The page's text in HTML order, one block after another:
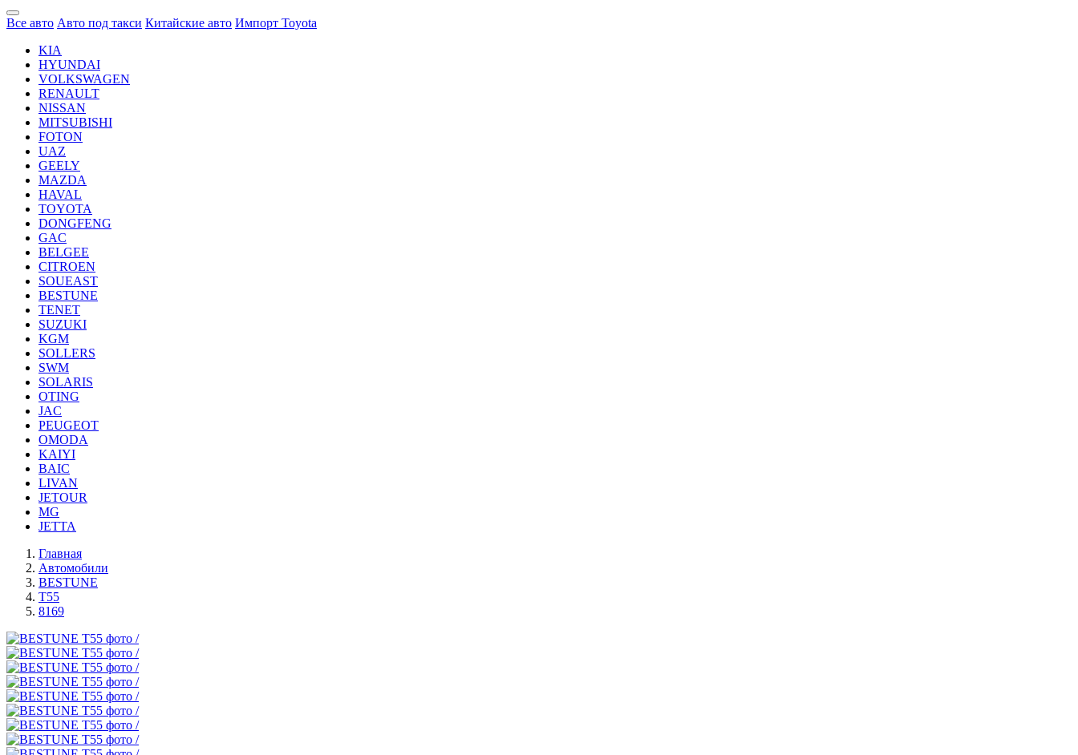
Все авто Авто под такси Китайские авто Импорт Toyota
KIA
HYUNDAI
VOLKSWAGEN
RENAULT
NISSAN
MITSUBISHI
FOTON
UAZ
GEELY
MAZDA
HAVAL
TOYOTA
DONGFENG
GAC
BELGEE
CITROEN
SOUEAST
BESTUNE
TENET
SUZUKI
KGM
SOLLERS
SWM
SOLARIS
OTING
JAC
PEUGEOT
OMODA
KAIYI
BAIC
LIVAN
JETOUR
MG
JETTA
Главная
Автомобили
BESTUNE
T55
8169